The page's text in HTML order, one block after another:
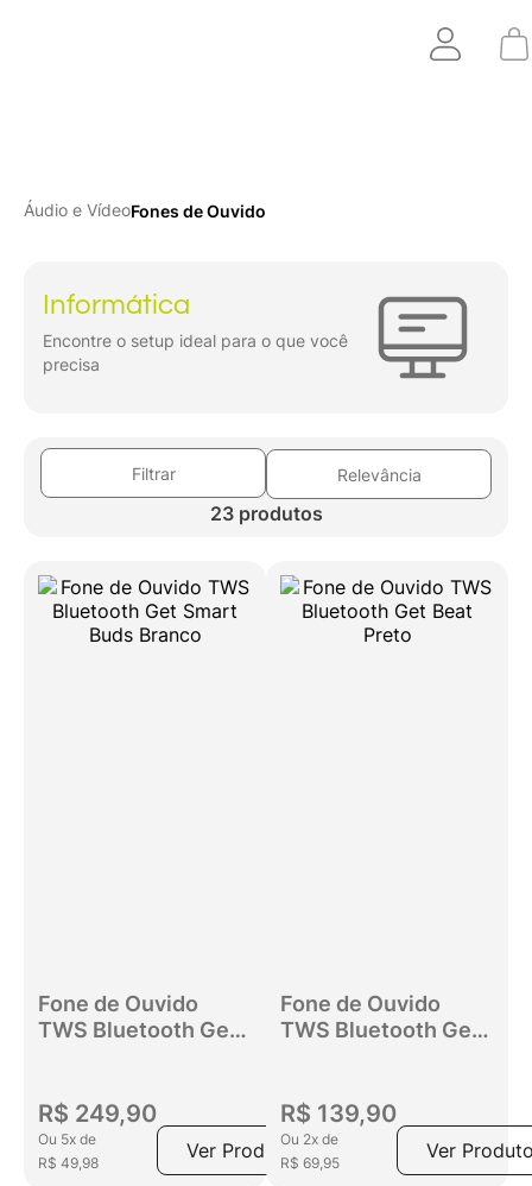
Áudio e VídeoFones de Ouvido
Informática
Encontre o setup ideal para o que você
precisa
Filtrar Relevância
23 produtos
Fone de Ouvido
TWS Bluetooth Get
R$ 249,90
Ou 5x de
R$ 49,98
Ver Produto
Fone de Ouvido
TWS Bluetooth Get
R$ 139,90
Ou 2x de
R$ 69,95
Ver